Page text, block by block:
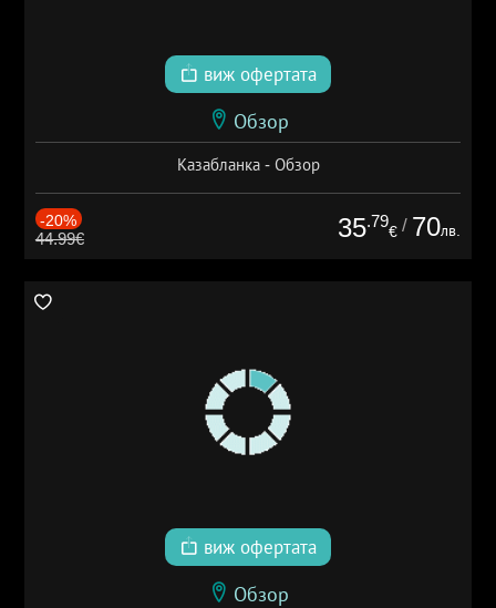
виж офертата
Обзор
Казабланка - Обзор
-20%
44.99€ 35.79
€ / 70лв.
виж офертата
Обзор